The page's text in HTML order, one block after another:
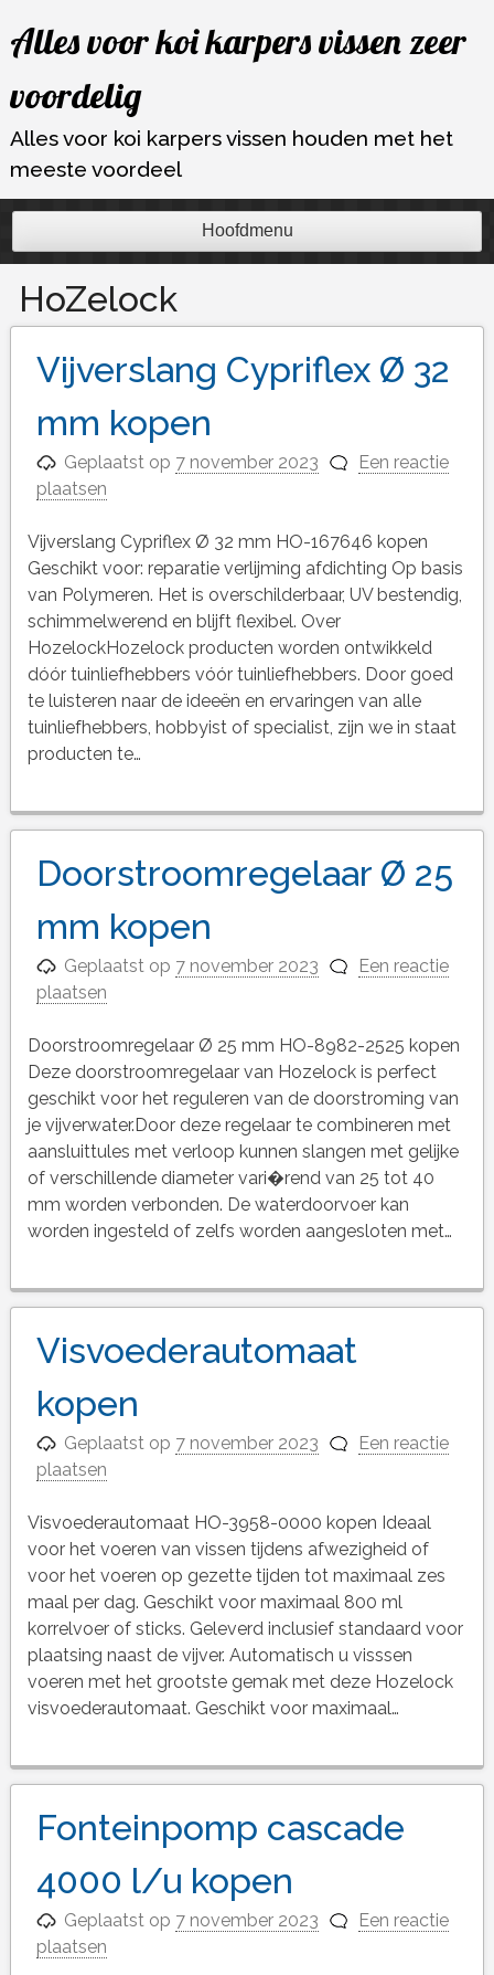
naar
inhoud
Alles voor koi karpers vissen zeer
voordelig
Alles voor koi karpers vissen houden met het
meeste voordeel
Hoofdmenu
HoZelock
Vijverslang Cypriflex Ø 32
mm kopen
Geplaatst op 7 november 2023
Een reactie
plaatsen
Vijverslang Cypriflex Ø 32 mm HO-167646 kopen
Geschikt voor: reparatie verlijming afdichting Op basis
van Polymeren. Het is overschilderbaar, UV bestendig,
schimmelwerend en blijft flexibel. Over
HozelockHozelock producten worden ontwikkeld
dóór tuinliefhebbers vóór tuinliefhebbers. Door goed
te luisteren naar de ideeën en ervaringen van alle
tuinliefhebbers, hobbyist of specialist, zijn we in staat
producten te…
Doorstroomregelaar Ø 25
mm kopen
Geplaatst op 7 november 2023
Een reactie
plaatsen
Doorstroomregelaar Ø 25 mm HO-8982-2525 kopen
Deze doorstroomregelaar van Hozelock is perfect
geschikt voor het reguleren van de doorstroming van
je vijverwater.Door deze regelaar te combineren met
aansluittules met verloop kunnen slangen met gelijke
of verschillende diameter vari�rend van 25 tot 40
mm worden verbonden. De waterdoorvoer kan
worden ingesteld of zelfs worden aangesloten met…
Visvoederautomaat
kopen
Geplaatst op 7 november 2023
Een reactie
plaatsen
Visvoederautomaat HO-3958-0000 kopen Ideaal
voor het voeren van vissen tijdens afwezigheid of
voor het voeren op gezette tijden tot maximaal zes
maal per dag. Geschikt voor maximaal 800 ml
korrelvoer of sticks. Geleverd inclusief standaard voor
plaatsing naast de vijver. Automatisch u visssen
voeren met het grootste gemak met deze Hozelock
visvoederautomaat. Geschikt voor maximaal…
Fonteinpomp cascade
4000 l/u kopen
Geplaatst op 7 november 2023
Een reactie
plaatsen